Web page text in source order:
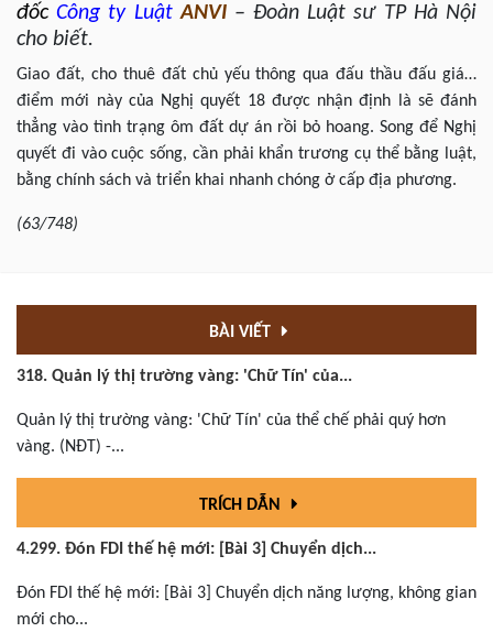
đốcCông ty Luật ANVI– Đoàn Luật sư TP Hà Nội
cho biết.
Giao đất, cho thuê đất chủ yếu thông qua đấu thầu đấu giá…
điểm mới này của Nghị quyết 18 được nhận định là sẽ đánh
thẳng vào tình trạng ôm đất dự án rồi bỏ hoang. Song để Nghị
quyết đi vào cuộc sống, cần phải khẩn trương cụ thể bằng luật,
bằng chính sách và triển khai nhanh chóng ở cấp địa phương.
(63/748)
BÀI VIẾT
318. Quản lý thị trường vàng: 'Chữ Tín' của...
Quản lý thị trường vàng: 'Chữ Tín' của thể chế phải quý hơn
vàng. (NĐT) -...
TRÍCH DẪN
4.299. Đón FDI thế hệ mới: [Bài 3] Chuyển dịch...
Đón FDI thế hệ mới: [Bài 3] Chuyển dịch năng lượng, không gian
mới cho...